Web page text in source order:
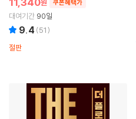
원 쿠폰혜택가
대여기간 90일
9.4 (51)
절판